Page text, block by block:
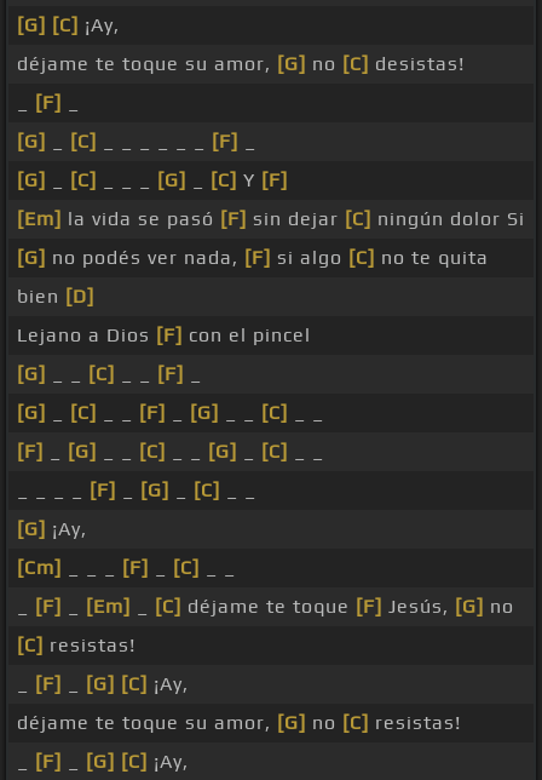
[G] [C] ¡Ay,
déjame te toque su amor, [G] no [C] desistas!
[F]
[G]
[C] [F]
[G]
[C] [G] [C] Y [F]
[Em] la vida se pasó [F] sin dejar [C] ningún dolor Si
[G] no podés ver nada, [F] si algo [C] no te quita
bien [D]
Lejano a Dios [F] con el pincel
[G]
[C] [F]
[G]
[C] [F] [G] [C]
[F]
[G] [C] [G] [C]
[F] [G] [C]
[G] ¡Ay,
[Cm]
[F] [C]
[F] [Em] [C] déjame te toque [F] Jesús, [G] no
[C] resistas!
[F] [G] [C] ¡Ay,
déjame te toque su amor, [G] no [C] resistas!
[F] [G] [C] ¡Ay,